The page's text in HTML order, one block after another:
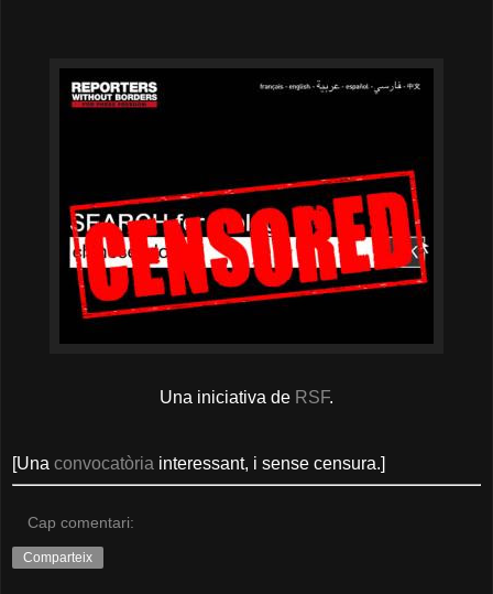
Una iniciativa de RSF.
[Una convocatòria interessant, i sense censura.]
Cap comentari:
Comparteix